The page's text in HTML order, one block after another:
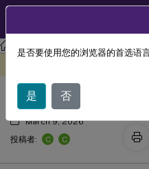
StoreFront StoreFront
身份验证
March 9, 2026
投稿者:
C C
是否要使用您的浏览器的首选语
是 否